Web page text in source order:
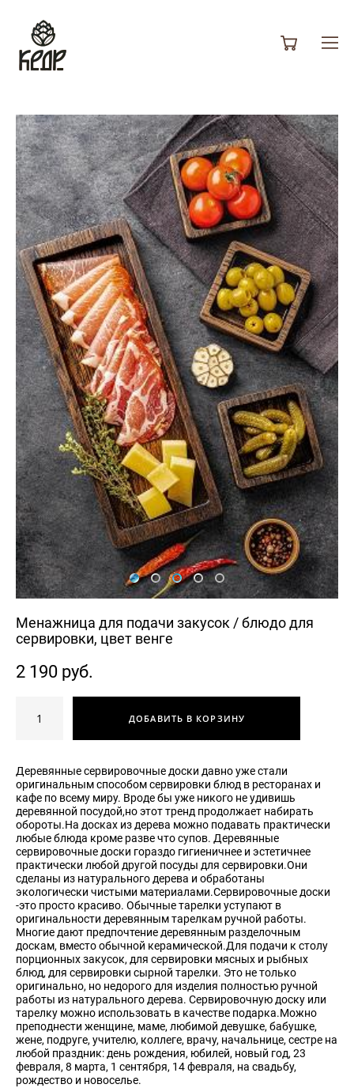
Менажница для подачи закусок / блюдо для
сервировки, цвет венге
2 190 pуб.
ДОБАВИТЬ В КОРЗИНУ
Деревянные сервировочные доски давно уже стали
оригинальным способом сервировки блюд в ресторанах и
кафе по всему миру. Вроде бы уже никого не удивишь
деревянной посудой,но этот тренд продолжает набирать
обороты.На досках из дерева можно подавать практически
любые блюда кроме разве что супов. Деревянные
сервировочные доски гораздо гигиеничнее и эстетичнее
практически любой другой посуды для сервировки.Они
сделаны из натурального дерева и обработаны
экологически чистыми материалами.Сервировочные доски
-это просто красиво. Обычные тарелки уступают в
оригинальности деревянным тарелкам ручной работы.
Многие дают предпочтение деревянным разделочным
доскам, вместо обычной керамической.Для подачи к столу
порционных закусок, для сервировки мясных и рыбных
блюд, для сервировки сырной тарелки. Это не только
оригинально, но недорого для изделия полностью ручной
работы из натурального дерева. Сервировочную доску или
тарелку можно использовать в качестве подарка.Можно
преподнести женщине, маме, любимой девушке, бабушке,
жене, подруге, учителю, коллеге, врачу, начальнице, сестре на
любой праздник: день рождения, юбилей, новый год, 23
февраля, 8 марта, 1 сентября, 14 февраля, на свадьбу,
рождество и новоселье.